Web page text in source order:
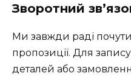
Зворотний
Ми завжди раді
пропозиції. Для
деталей або